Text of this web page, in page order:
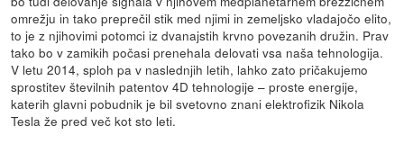
omrežju in tako preprečil stik med njimi in zemeljsko vladajočo elito,
to je z njihovimi potomci iz dvanajstih krvno povezanih družin. Prav
tako bo v zamikih počasi prenehala delovati vsa naša tehnologija.
V letu 2014, sploh pa v naslednjih letih, lahko zato pričakujemo
sprostitev številnih patentov 4D tehnologije – proste energije,
katerih glavni pobudnik je bil svetovno znani elektrofizik Nikola
Tesla že pred več kot sto leti.